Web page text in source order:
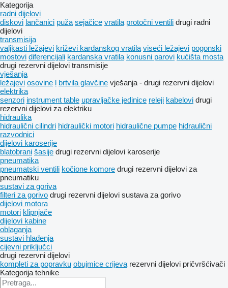
Kategorija
radni dijelovi
diskovi lančanici puža sejačice vratila protočni ventili drugi radni
dijelovi
transmisija
valjkasti ležajevi križevi kardanskog vratila viseći ležajevi pogonski
mostovi diferencijali kardanska vratila konusni parovi kućišta mosta
drugi rezervni dijelovi transmisije
vješanja
ležajevi osovine l brtvila glavčine vješanja - drugi rezervni dijelovi
elektrika
senzori instrument table upravljačke jedinice releji kabelovi drugi
rezervni dijelovi za elektriku
hidraulika
hidraulični cilindri hidraulički motori hidraulične pumpe hidraulični
razvodnici
dijelovi karoserije
blatobrani šasije drugi rezervni dijelovi karoserije
pneumatika
pneumatski ventili kočione komore drugi rezervni dijelovi za
pneumatiku
sustavi za goriva
filteri za gorivo drugi rezervni dijelovi sustava za gorivo
dijelovi motora
motori klipnjače
dijelovi kabine
oblaganja
sustavi hlađenja
cijevni priključci
drugi rezervni dijelovi
kompleti za popravku obujmice crijeva rezervni dijelovi pričvršćivači
Kategorija tehnike